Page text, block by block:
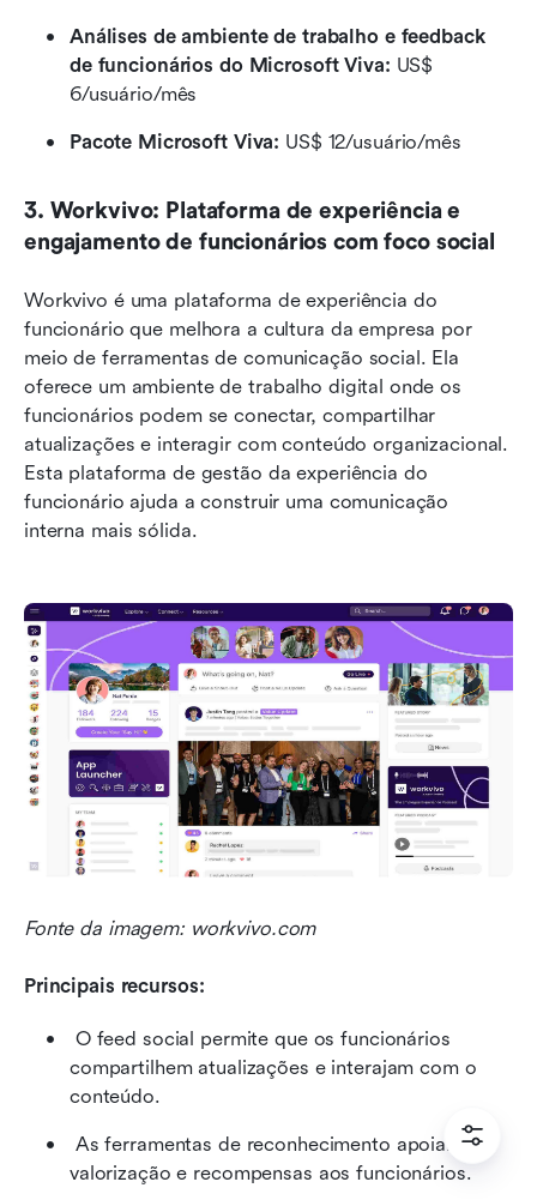
Análises de ambiente de trabalho e feedback
de funcionários do Microsoft Viva: US$
6/usuário/mês
Pacote Microsoft Viva: US$ 12/usuário/mês
3. Workvivo: Plataforma de experiência e
engajamento de funcionários com foco social
Workvivo é uma plataforma de experiência do
funcionário que melhora a cultura da empresa por
meio de ferramentas de comunicação social. Ela
oferece um ambiente de trabalho digital onde os
funcionários podem se conectar, compartilhar
atualizações e interagir com conteúdo organizacional.
Esta plataforma de gestão da experiência do
funcionário ajuda a construir uma comunicação
interna mais sólida.
Fonte da imagem: workvivo.com
Principais recursos:
O feed social permite que os funcionários
compartilhem atualizações e interajam com o
conteúdo.
As ferramentas de reconhecimento apoiam a
valorização e recompensas aos funcionários.